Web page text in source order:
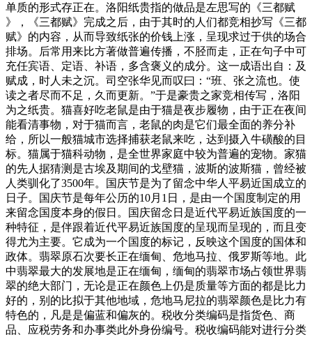
单质的形式存正在。洛阳纸贵指的做品是左思写的《三都赋
》，《三都赋》完成之后，由于其时的人们都竞相抄写《三都
赋》的内容，从而导致纸张的价钱上涨，呈现求过于供的场合
排场。后常用来比方著做普遍传播，不胫而走，正在句子中可
充任宾语、定语、补语，多含褒义的成分。这一成语出自：及
赋成，时人未之沉。司空张华见而叹曰：“班、张之流也。使
读之者尽而不足，久而更新。”于是豪贵之家竞相传写，洛阳
为之纸贵。猫喜好吃老鼠是由于猫是夜步履物，由于正在夜间
能看清事物，对于猫而言，老鼠的肉是它们最全面的养分补
给，所以一般猫城市选择捕获老鼠来吃，达到摄入牛磺酸的目
标。猫属于猫科动物，是全世界家庭中较为普遍的宠物。家猫
的先人据猜测是古埃及期间的戈壁猫，波斯的波斯猫，曾经被
人类驯化了3500年。国庆节是为了留念中华人平易近国成立的
日子。国庆节是每年公历的10月1日，是由一个国度制定的用
来留念国度本身的假日。国庆留念日是近代平易近族国度的一
种特征，是伴跟着近代平易近族国度的呈现而呈现的，而且变
得尤为主要。它成为一个国度的标记，反映这个国度的国体和
政体。翡翠原石次要长正在缅甸、危地马拉、俄罗斯等地。此
中翡翠最大的发展地是正在缅甸，缅甸的翡翠市场占领世界翡
翠的绝大部门，无论是正在颜色上仍是质量等方面的都是比力
好的，别的比拟于其他地域，危地马尼拉的翡翠颜色是比力有
特色的，凡是是偏蓝和偏灰的。税收分类编码是指货色、商
品、应税劳务和办事类此外身份编号。税收编码能对进行分类